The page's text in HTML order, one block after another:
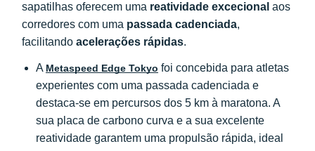
sapatilhas oferecem uma reatividade excecional aos
corredores com uma passada cadenciada,
facilitando acelerações rápidas.
A Metaspeed Edge Tokyo foi concebida para atletas
experientes com uma passada cadenciada e
destaca-se em percursos dos 5 km à maratona. A
sua placa de carbono curva e a sua excelente
reatividade garantem uma propulsão rápida, ideal